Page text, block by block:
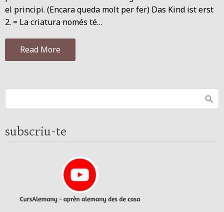
el principi. (Encara queda molt per fer) Das Kind ist erst
2. = La criatura només té…
Read More
subscriu-te